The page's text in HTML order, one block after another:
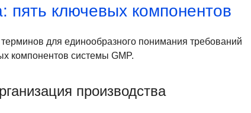
пять ключевых компонентов
для единообразного понимания требований
компонентов системы GMP.
производства